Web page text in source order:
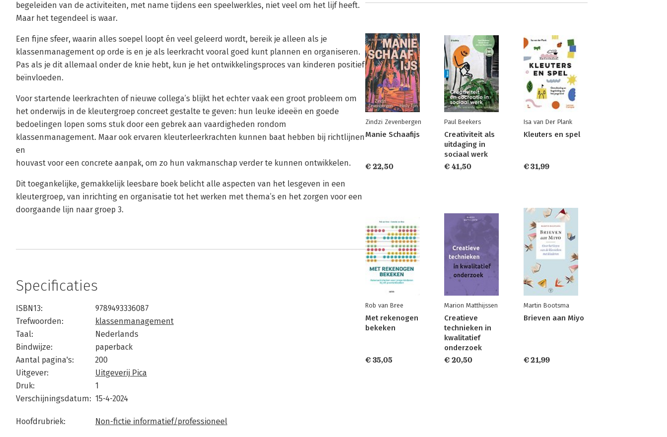
begeleiden van de activiteiten, met name tijdens een speelwerkles, niet veel om het lijf heeft.
Maar het tegendeel is waar.
Een fijne sfeer, waarin alles soepel loopt én veel geleerd wordt, bereik je alleen als je
klassenmanagement op orde is en je als leerkracht vooral goed kunt plannen en organiseren.
Pas als je dit allemaal onder de knie hebt, kun je het ontwikkelingsproces van kinderen positief
beïnvloeden.
Voor startende leerkrachten of nieuwe collega’s blijkt het echter vaak een groot probleem om
het onderwijs in de kleutergroep concreet gestalte te geven: hun leuke ideeën en goede
bedoelingen lopen soms stuk door een gebrek aan vaardigheden rondom
klassenmanagement. Maar ook ervaren kleuterleerkrachten kunnen baat hebben bij richtlijnen
en
houvast voor een concrete aanpak, om zo hun vakmanschap verder te kunnen ontwikkelen.
Dit toegankelijke, gemakkelijk leesbare boek belicht alle aspecten van het lesgeven in een
kleutergroep, van inrichting en organisatie tot het werken met thema’s en het zorgen voor een
doorgaande lijn naar groep 3.
Specificaties
ISBN13:
9789493336087
Trefwoorden:
klassenmanagement
Taal:
Nederlands
Bindwijze:
paperback
Aantal pagina's:
200
Uitgever:
Uitgeverij Pica
Druk:
1
Verschijningsdatum: 15-4-2024
Hoofdrubriek: Non-fictie informatief/professioneel
Zindzi Zevenbergen
Manie Schaafijs
€ 22,50
Paul Beekers
Creativiteit als
uitdaging in
sociaal werk
€ 41,50
Isa van Der Plank
Kleuters en spel
€ 31,99
Rob van Bree
Met rekenogen
bekeken
€ 35,05
Marion Matthijssen
Creatieve
technieken in
kwalitatief
onderzoek
€ 20,50
Martin Bootsma
Brieven aan Miyo
€ 21,99